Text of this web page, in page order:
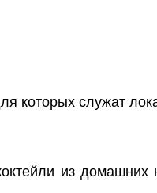
которых служат
из домашних